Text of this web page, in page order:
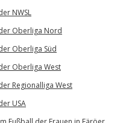
NWSL
Oberliga Nord
Oberliga Süd
Oberliga West
Regionalliga West
USA